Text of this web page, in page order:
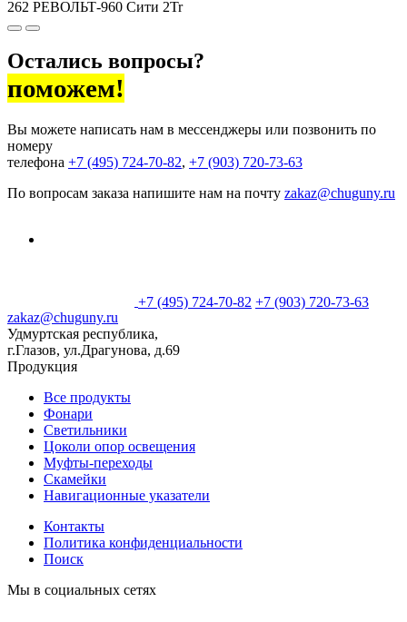
262 РЕВОЛЬТ-960 Сити 2Tr
Остались вопросы?
поможем!
Вы можете написать нам в мессенджеры или позвонить по
номеру
телефона +7 (495) 724-70-82, +7 (903) 720-73-63
По вопросам заказа напишите нам на почту zakaz@chuguny.ru
+7 (495) 724-70-82 +7 (903) 720-73-63
zakaz@chuguny.ru
Удмуртская республика,
г.Глазов, ул.Драгунова, д.69
Продукция
Все продукты
Фонари
Светильники
Цоколи опор освещения
Муфты-переходы
Скамейки
Навигационные указатели
Контакты
Политика конфиденциальности
Поиск
Мы в социальных сетях